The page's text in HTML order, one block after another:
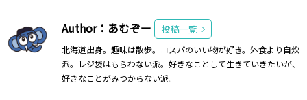
Author：あむぞー 投稿一覧
北海道出身。趣味は散歩。コスパのいい物が好き。外食より自炊
派。レジ袋はもらわない派。好きなことして生きていきたいが、
好きなことがみつからない派。